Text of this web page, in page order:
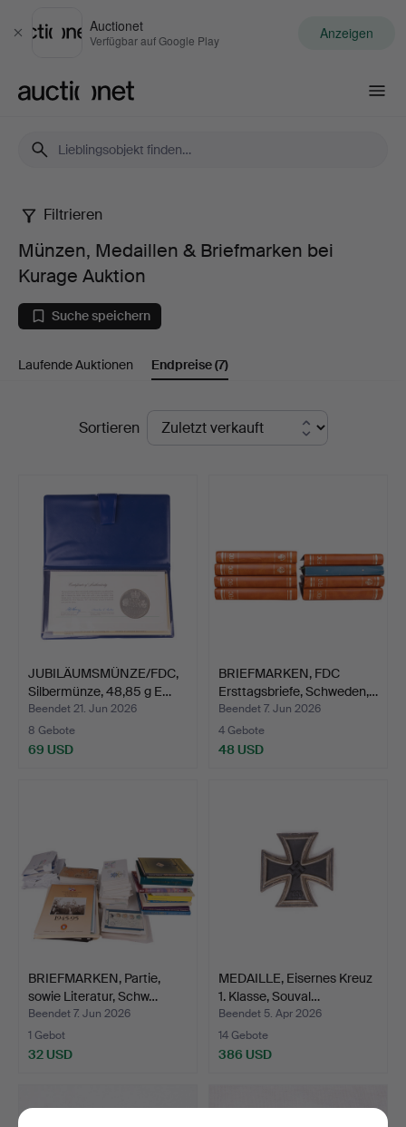
Schließen
Auctionet
Verfügbar auf Google Play Anzeigen
Münzen,
Medaillen
&
Briefmarken
Kurage
Auktion
Filtrieren
Münzen, Medaillen & Briefmarken bei
Kurage Auktion
Suche speichern
Laufende Auktionen Endpreise(7)
EndpreiseSortieren
JUBILÄUMSMÜNZE/FDC,
Silbermünze, 48,85 g E…
Beendet 21. Jun 2026
8 Gebote
69 USD
BRIEFMARKEN, FDC
Ersttagsbriefe, Schweden,…
Beendet 7. Jun 2026
4 Gebote
48 USD
BRIEFMARKEN, Partie,
sowie Literatur, Schw…
Beendet 7. Jun 2026
1 Gebot
32 USD
MEDAILLE, Eisernes Kreuz
1. Klasse, Souval…
Beendet 5. Apr 2026
14 Gebote
386 USD